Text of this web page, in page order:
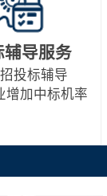
辅导服务
投标辅导
增加中标机率